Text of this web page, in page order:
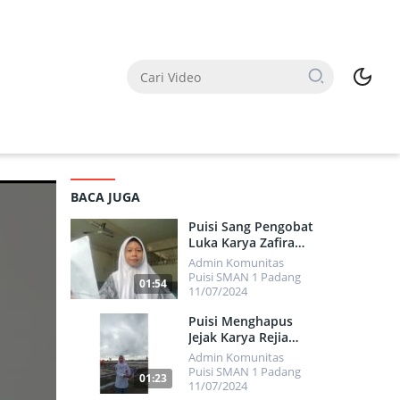
BACA JUGA
825
01:54
Puisi Sang Pengobat
Luka Karya Zafira
Fajria Aunode
Admin Komunitas
Puisi SMAN 1 Padang
11/07/2024
01:23
Puisi Menghapus
Jejak Karya Rejia
Pranata
Admin Komunitas
Puisi SMAN 1 Padang
11/07/2024